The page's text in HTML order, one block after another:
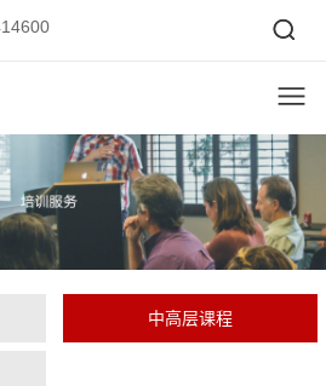
中高层课程